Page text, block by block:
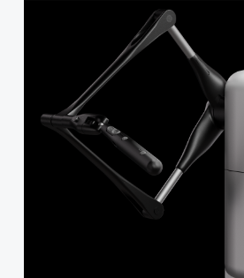
高度なロボット工学、医療
向けに設計されています